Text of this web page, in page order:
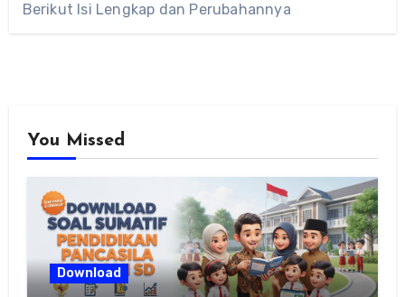
Berikut Isi Lengkap dan Perubahannya
You Missed
Download